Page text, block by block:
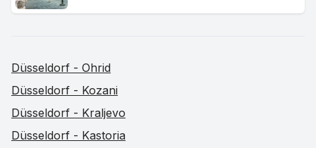
Düsseldorf - Ohrid
Düsseldorf - Kozani
Düsseldorf - Kraljevo
Düsseldorf - Kastoria